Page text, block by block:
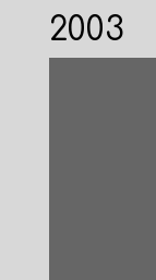
2003